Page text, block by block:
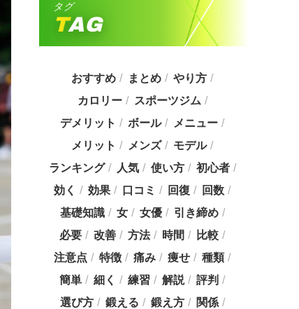
タグ
TAG
おすすめ まとめ
やり方
カロリー
スポーツジム
デメリット
ボール
メニュー
メリット
メンズ
モデル
ランキング
人気 使い方
初心者
効く
効果 口コミ 回復
回数
基礎知識
女 女優
引き締め
必要
改善 方法 時間
比較
注意点
特徴 痛み 痩せ
種類
簡単
細く 練習 解説
評判
選び方
鍛える 鍛え方
関係